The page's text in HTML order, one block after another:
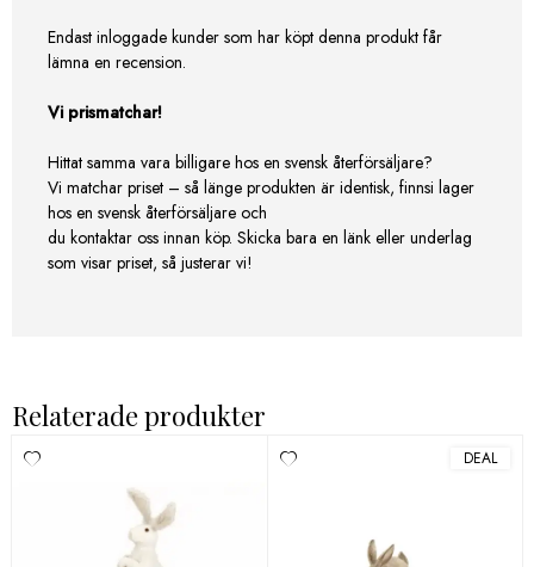
Endast inloggade kunder som har köpt denna produkt får
lämna en recension.
Vi prismatchar!
Hittat samma vara billigare hos en svensk återförsäljare?
Vi matchar priset – så länge produkten är identisk, finnsi lager
hos en svensk återförsäljare och
du kontaktar oss innan köp. Skicka bara en länk eller underlag
som visar priset, så justerar vi!
Relaterade produkter
DEAL